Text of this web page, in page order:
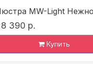
MW-Light
390 р.
Купить